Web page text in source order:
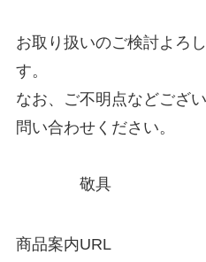
お取り扱いのご検討よろ
す。
なお、ご不明点などござ
問い合わせください。
敬具
商品案内URL